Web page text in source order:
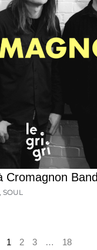
Cromagnon Band
, SOUL
1 2 3 … 18